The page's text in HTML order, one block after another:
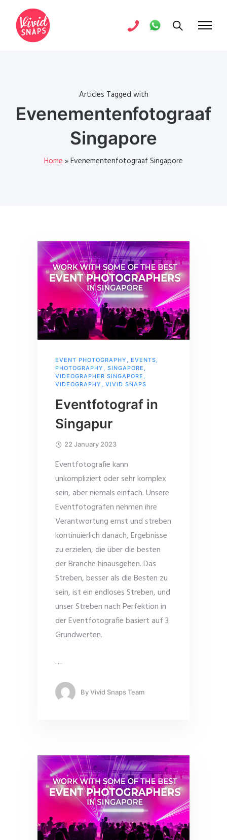
Articles Tagged with
Evenementenfotograaf
Singapore
Home »Evenementenfotograaf Singapore
EVENT PHOTOGRAPHY , EVENTS,
PHOTOGRAPHY , SINGAPORE ,
VIDEOGRAPHER SINGAPORE ,
VIDEOGRAPHY , VIVID SNAPS
Eventfotograf in
Singapur
22 January 2023
Eventfotografie kann
unkompliziert oder sehr komplex
sein, aber niemals einfach. Unsere
Eventfotografen nehmen ihre
Verantwortung ernst und streben
kontinuierlich danach, Ergebnisse
zu erzielen, die über die besten
der Branche hinausgehen. Das
Streben, besser als die Besten zu
sein, ist ein endloses Streben, und
unser Streben nach Perfektion in
der Eventfotografie basiert auf 3
Grundwerten.
…
ByVivid Snaps Team